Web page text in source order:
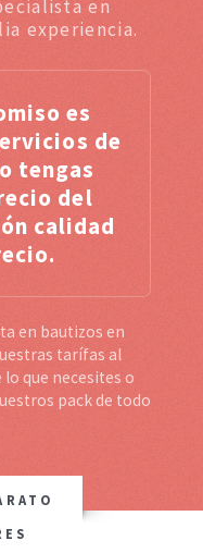
en
experiencia.
es
de
tengas
del
calidad
en bautizos en
tarífas al
que necesites o
pack de todo